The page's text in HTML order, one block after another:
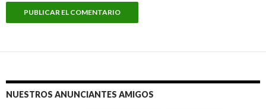
NUESTROS ANUNCIANTES AMIGOS